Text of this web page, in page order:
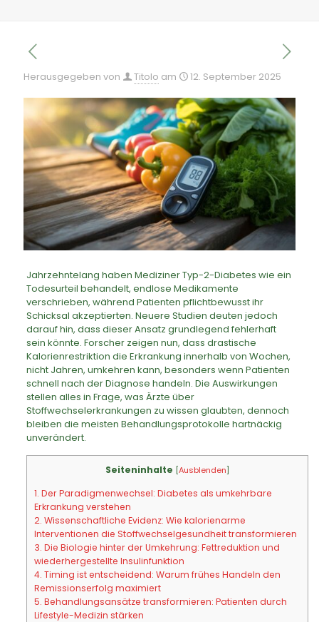
Herausgegeben von Titolo am 12. September 2025
Jahrzehntelang haben Mediziner Typ-2-Diabetes wie ein
Todesurteil behandelt, endlose Medikamente
verschrieben, während Patienten pflichtbewusst ihr
Schicksal akzeptierten. Neuere Studien deuten jedoch
darauf hin, dass dieser Ansatz grundlegend fehlerhaft
sein könnte. Forscher zeigen nun, dass drastische
Kalorienrestriktion die Erkrankung innerhalb von Wochen,
nicht Jahren, umkehren kann, besonders wenn Patienten
schnell nach der Diagnose handeln. Die Auswirkungen
stellen alles in Frage, was Ärzte über
Stoffwechselerkrankungen zu wissen glaubten, dennoch
bleiben die meisten Behandlungsprotokolle hartnäckig
unverändert.
Seiteninhalte [Ausblenden]
1. Der Paradigmenwechsel: Diabetes als umkehrbare
Erkrankung verstehen
2. Wissenschaftliche Evidenz: Wie kalorienarme
Interventionen die Stoffwechselgesundheit transformieren
3. Die Biologie hinter der Umkehrung: Fettreduktion und
wiederhergestellte Insulinfunktion
4. Timing ist entscheidend: Warum frühes Handeln den
Remissionserfolg maximiert
5. Behandlungsansätze transformieren: Patienten durch
Lifestyle-Medizin stärken